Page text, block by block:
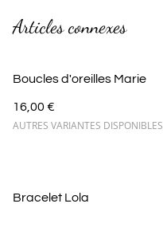
Articles connexes
Boucles d'oreilles Marie
16,00 €
AUTRES VARIANTES DISPONIBLES
Bracelet Lola